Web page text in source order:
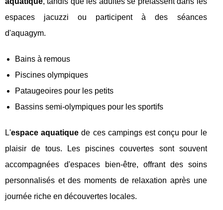
espaces jacuzzi ou participent à des séances
d'aquagym.
Bains à remous
Piscines olympiques
Pataugeoires pour les petits
Bassins semi-olympiques pour les sportifs
L'espace aquatique de ces campings est conçu pour le
plaisir de tous. Les piscines couvertes sont souvent
accompagnées d'espaces bien-être, offrant des soins
personnalisés et des moments de relaxation après une
journée riche en découvertes locales.